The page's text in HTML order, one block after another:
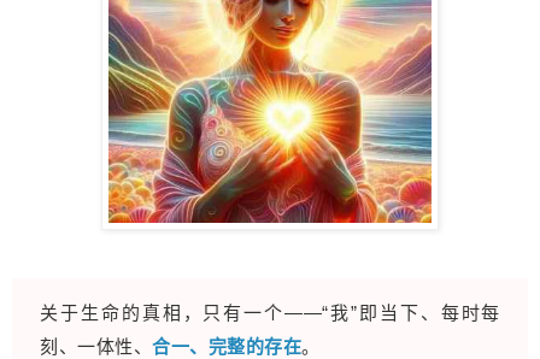
关于生命的真相，只有一个——“我”即当下、每时每
刻、一体性、 合一、完整的存在。